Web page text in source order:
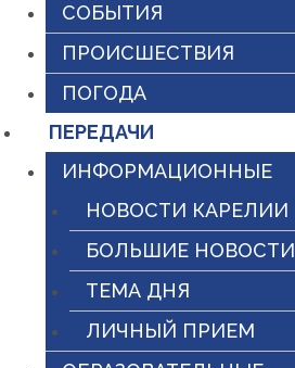
СОБЫТИЯ
ПРОИСШЕСТВИЯ
ПОГОДА
ПЕРЕДАЧИ
ИНФОРМАЦИОННЫЕ
НОВОСТИ КАРЕЛИИ
БОЛЬШИЕ НОВОСТИ
ТЕМА ДНЯ
ЛИЧНЫЙ ПРИЕМ